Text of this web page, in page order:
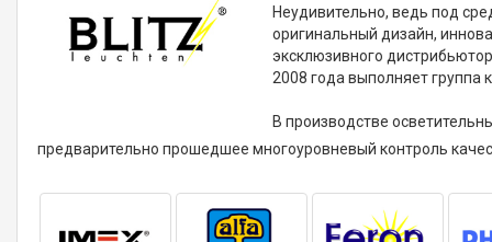
Неудивительно, ведь под
оригинальный дизайн,
эксклюзивного
2008 года выполняет группа
В производстве
предварительно прошедшее многоуровневый контроль